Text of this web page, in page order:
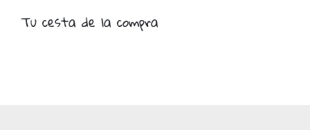
Tu cesta de la compra